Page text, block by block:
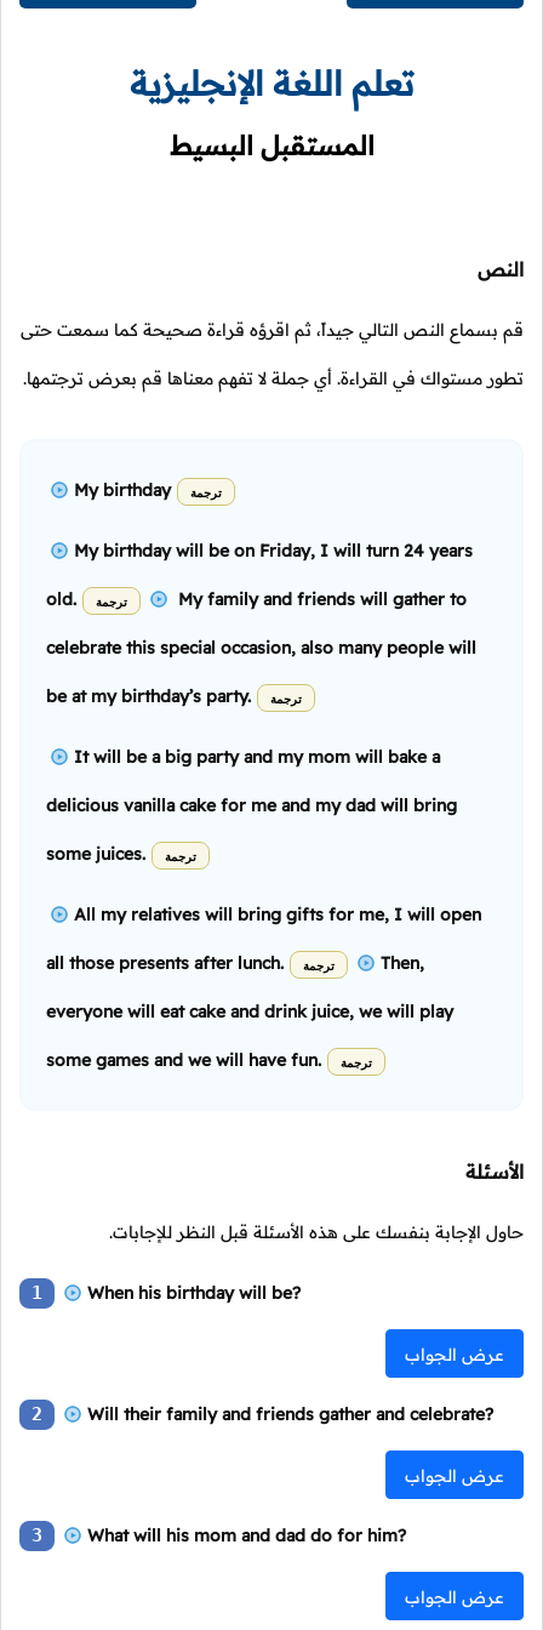
تعلم اللغة الإنجليزية
المستقبل البسيط
النص
قم بسماع النص التالي جيداً، ثم اقرؤه قراءة صحيحة كما سمعت حتى
تطور مستواك في القراءة. أي جملة لا تفهم معناها قم بعرض ترجتمها.
My birthday ترجمة
My birthday will be on Friday, I will turn 24 years
old. ترجمة My family and friends will gather to
celebrate this special occasion, also many people will
be at my birthday’s party. ترجمة
It will be a big party and my mom will bake a
delicious vanilla cake for me and my dad will bring
some juices. ترجمة
All my relatives will bring gifts for me, I will open
all those presents after lunch. ترجمة Then,
everyone will eat cake and drink juice, we will play
some games and we will have fun. ترجمة
الأسئلة
حاول الإجابة بنفسك على هذه الأسئلة قبل النظر للإجابات.
1 When his birthday will be?
عرض الجواب
2 Will their family and friends gather and celebrate?
عرض الجواب
3 What will his mom and dad do for him?
عرض الجواب